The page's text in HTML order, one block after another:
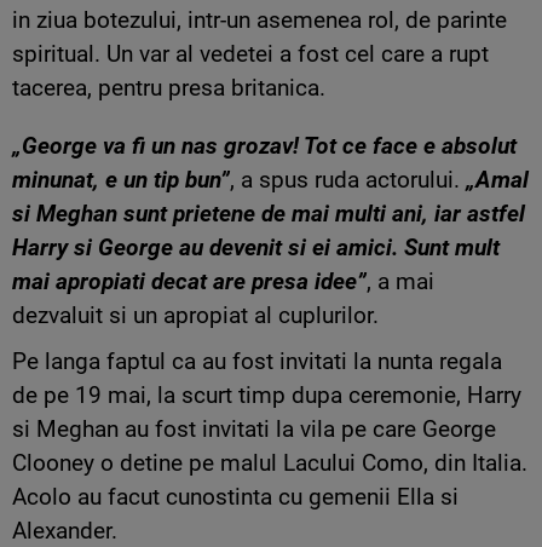
in ziua botezului, intr-un asemenea rol, de parinte
spiritual. Un var al vedetei a fost cel care a rupt
tacerea, pentru presa britanica.
„George va fi un nas grozav! Tot ce face e absolut
minunat, e un tip bun”, a spus ruda actorului. „Amal
si Meghan sunt prietene de mai multi ani, iar astfel
Harry si George au devenit si ei amici. Sunt mult
mai apropiati decat are presa idee”, a mai
dezvaluit si un apropiat al cuplurilor.
Pe langa faptul ca au fost invitati la nunta regala
de pe 19 mai, la scurt timp dupa ceremonie, Harry
si Meghan au fost invitati la vila pe care George
Clooney o detine pe malul Lacului Como, din Italia.
Acolo au facut cunostinta cu gemenii Ella si
Alexander.